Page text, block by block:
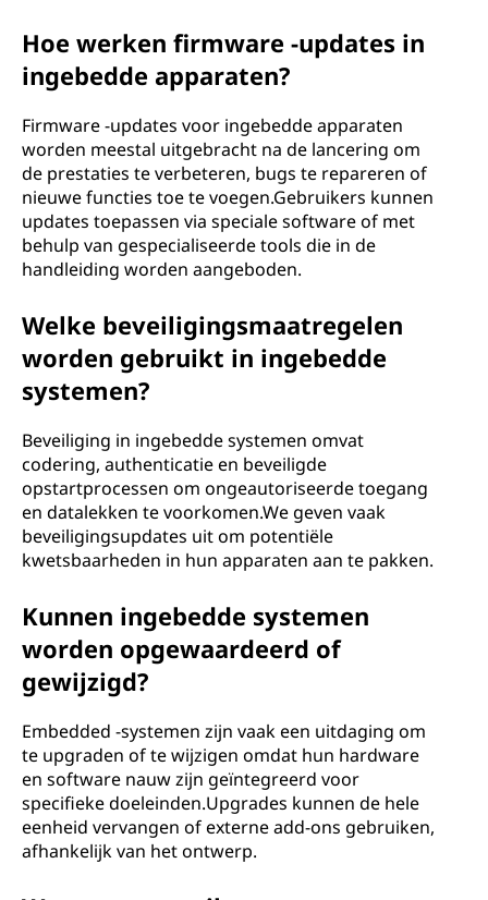
Hoe werken firmware -updates in
ingebedde apparaten?
Firmware -updates voor ingebedde apparaten
worden meestal uitgebracht na de lancering om
de prestaties te verbeteren, bugs te repareren of
nieuwe functies toe te voegen.Gebruikers kunnen
updates toepassen via speciale software of met
behulp van gespecialiseerde tools die in de
handleiding worden aangeboden.
Welke beveiligingsmaatregelen
worden gebruikt in ingebedde
systemen?
Beveiliging in ingebedde systemen omvat
codering, authenticatie en beveiligde
opstartprocessen om ongeautoriseerde toegang
en datalekken te voorkomen.We geven vaak
beveiligingsupdates uit om potentiële
kwetsbaarheden in hun apparaten aan te pakken.
Kunnen ingebedde systemen
worden opgewaardeerd of
gewijzigd?
Embedded -systemen zijn vaak een uitdaging om
te upgraden of te wijzigen omdat hun hardware
en software nauw zijn geïntegreerd voor
specifieke doeleinden.Upgrades kunnen de hele
eenheid vervangen of externe add-ons gebruiken,
afhankelijk van het ontwerp.